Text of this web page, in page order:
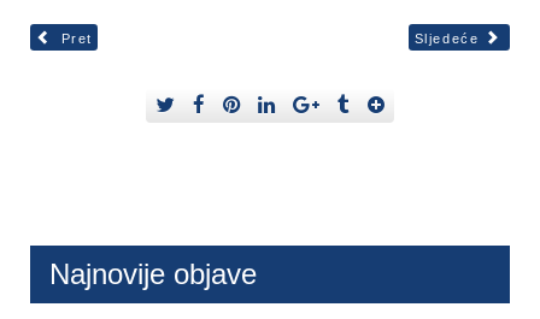
Pret Sljedeće
Najnovije objave